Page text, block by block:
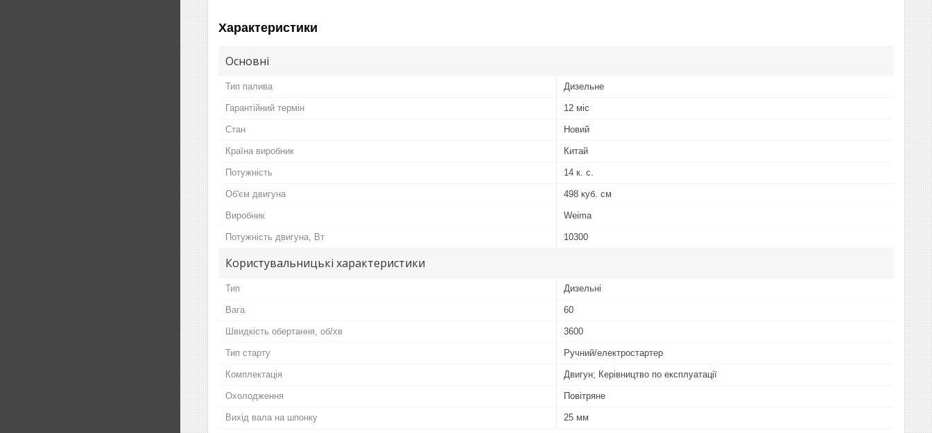
Характеристики
Основні
Тип палива Дизельне
Гарантійний термін 12 міс
Стан Новий
Країна виробник Китай
Потужність 14 к. с.
Об'єм двигуна 498 куб. см
Виробник Weima
Потужність двигуна, Вт 10300
Користувальницькі характеристики
Тип Дизельні
Вага 60
Швидкість обертання, об/хв 3600
Тип старту Ручний/електростартер
Комплектація Двигун; Керівництво по експлуатації
Охолодження Повітряне
Вихід вала на шпонку 25 мм